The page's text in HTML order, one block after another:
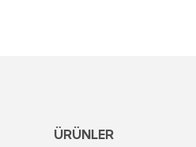
ÜRÜNLER